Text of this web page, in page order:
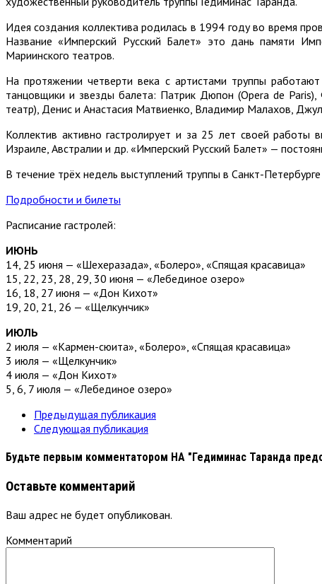
Идея создания коллектива родилась в 1994 году во время
Название «Имперский Русский Балет» это дань памяти
Мариинского театров.
На протяжении четверти века с артистами труппы
танцовщики и звезды балета: Патрик Дюпон (Opera de
театр), Денис и Анастасия Матвиенко, Владимир Малахов,
Коллектив активно гастролирует и за 25 лет своей
Израиле, Австралии и др. «Имперский Русский Балет» —
В течение трёх недель выступлений труппы в Санкт-
Подробности и билеты
Расписание гастролей:
ИЮНЬ
14, 25 июня — «Шехеразада», «Болеро», «Спящая красавица»
15, 22, 23, 28, 29, 30 июня — «Лебединое озеро»
16, 18, 27 июня — «Дон Кихот»
19, 20, 21, 26 — «Щелкунчик»
ИЮЛЬ
2 июля — «Кармен-сюита», «Болеро», «Спящая красавица»
3 июля — «Щелкунчик»
4 июля — «Дон Кихот»
5, 6, 7 июля — «Лебединое озеро»
Предыдущая публикация
Следующая публикация
Будьте первым комментатором НА "Гедиминас Таранда
Оставьте комментарий
Ваш адрес не будет опубликован.
Комментарий